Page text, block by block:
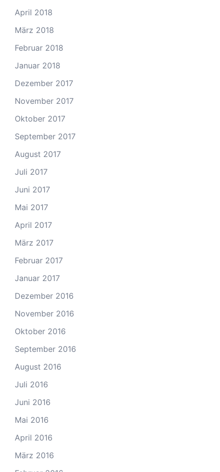
April 2018
März 2018
Februar 2018
Januar 2018
Dezember 2017
November 2017
Oktober 2017
September 2017
August 2017
Juli 2017
Juni 2017
Mai 2017
April 2017
März 2017
Februar 2017
Januar 2017
Dezember 2016
November 2016
Oktober 2016
September 2016
August 2016
Juli 2016
Juni 2016
Mai 2016
April 2016
März 2016